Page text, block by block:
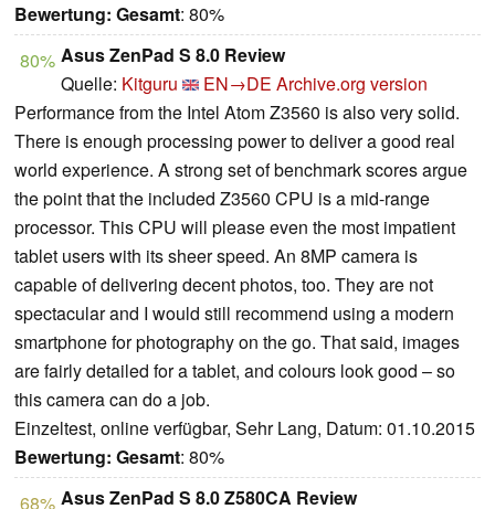
Bewertung: Gesamt: 80%
80% Asus ZenPad S 8.0 Review
Quelle: Kitguru EN→DE Archive.org version
Performance from the Intel Atom Z3560 is also very solid.
There is enough processing power to deliver a good real
world experience. A strong set of benchmark scores argue
the point that the included Z3560 CPU is a mid-range
processor. This CPU will please even the most impatient
tablet users with its sheer speed. An 8MP camera is
capable of delivering decent photos, too. They are not
spectacular and I would still recommend using a modern
smartphone for photography on the go. That said, images
are fairly detailed for a tablet, and colours look good – so
this camera can do a job.
Einzeltest, online verfügbar, Sehr Lang, Datum: 01.10.2015
Bewertung: Gesamt: 80%
68% Asus ZenPad S 8.0 Z580CA Review